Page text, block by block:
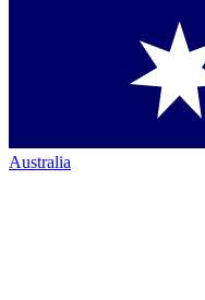
Australia